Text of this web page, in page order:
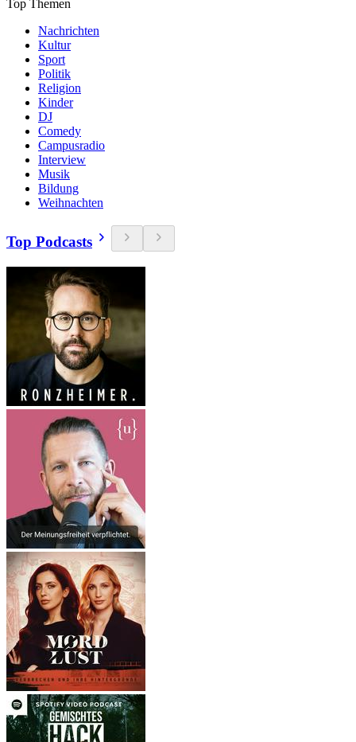
Top Themen
Nachrichten
Kultur
Sport
Politik
Religion
Kinder
DJ
Comedy
Campusradio
Interview
Musik
Bildung
Weihnachten
Top Podcasts